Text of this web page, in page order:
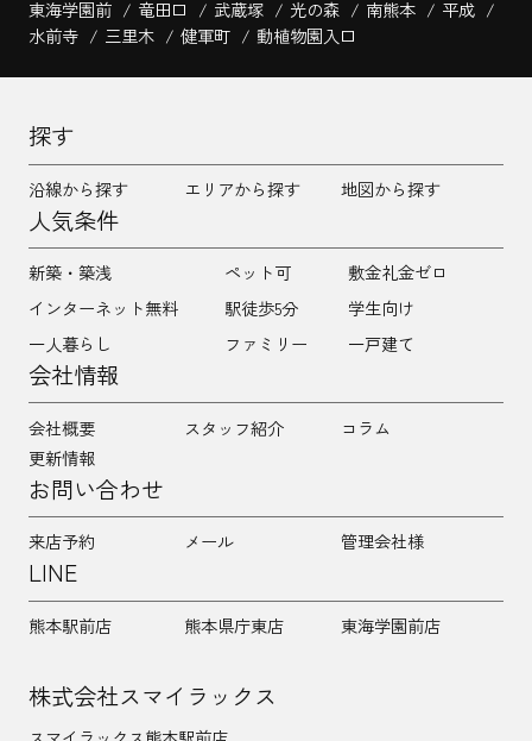
東海学園前
竜田口 武蔵塚 光の森 南熊本
平成
水前寺
三里木 健軍町 動植物園入口
探す
沿線から探す エリアから探す 地図から探す
人気条件
新築・築浅 ペット可
敷金礼金ゼロ
インターネット無料
駅徒歩5分
学生向け
一人暮らし
ファミリー 一戸建て
会社情報
会社概要 スタッフ紹介
コラム
更新情報
お問い合わせ
来店予約 メール 管理会社様
LINE
熊本駅前店 熊本県庁東店 東海学園前店
株式会社スマイラックス